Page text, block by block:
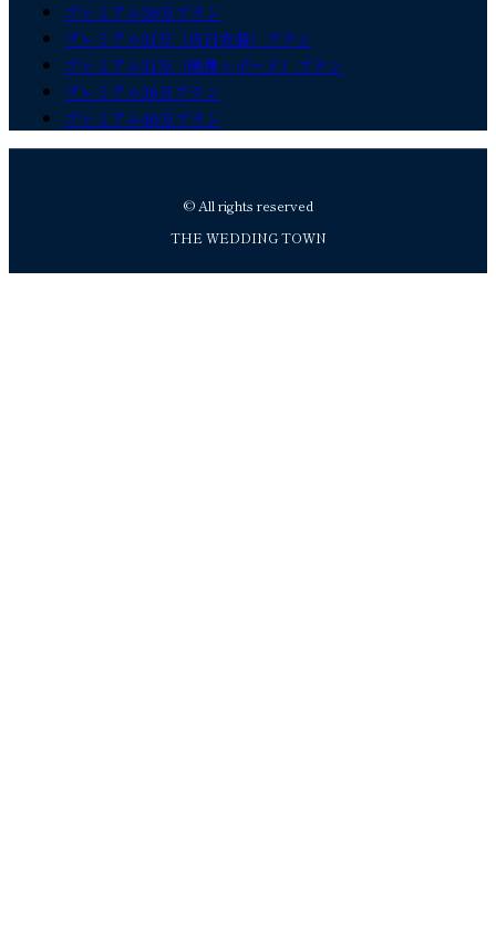
プレミアム26万プラン
プレミアム31万（当日衣装）プラン
プレミアム31万（映像＋ボード）プラン
プレミアム36万プラン
プレミアム46万プラン
© All rights reserved
THE WEDDING TOWN